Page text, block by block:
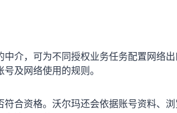
介，可为不同授权业务任务配置网络
及网络使用的规则。
合资格。沃尔玛还会依据账号资料、